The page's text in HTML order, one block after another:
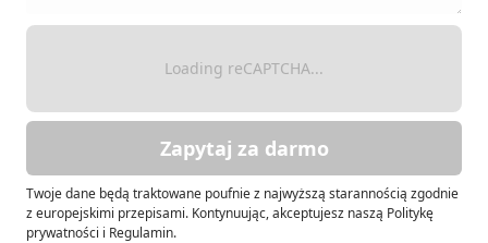
Loading reCAPTCHA...
Zapytaj za darmo
Twoje dane będą traktowane poufnie z najwyższą starannością zgodnie
z europejskimi przepisami. Kontynuując, akceptujesz naszą Politykę
prywatności i Regulamin.